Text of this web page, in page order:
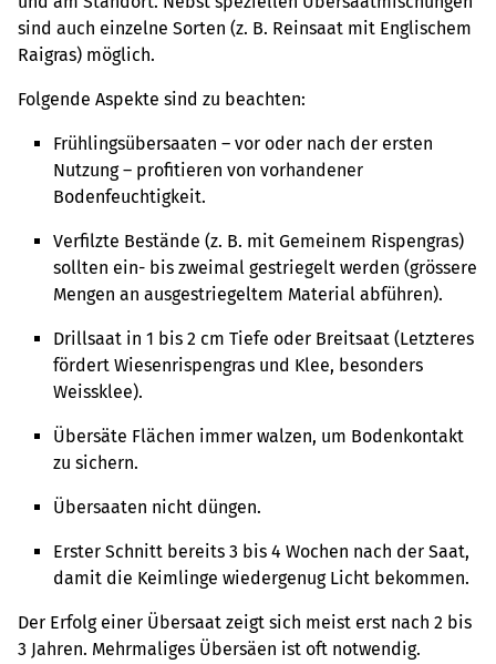
sind auch einzelne Sorten (z. B. Reinsaat mit Englischem
Raigras) möglich.
Folgende Aspekte sind zu beachten:
Frühlingsübersaaten – vor oder nach der ersten
Nutzung – profitieren von vorhandener
Bodenfeuchtigkeit.
Verfilzte Bestände (z. B. mit Gemeinem Rispengras)
sollten ein- bis zweimal gestriegelt werden (grössere
Mengen an ausgestriegeltem Material abführen).
Drillsaat in 1 bis 2 cm Tiefe oder Breitsaat (Letzteres
fördert Wiesenrispengras und Klee, besonders
Weissklee).
Übersäte Flächen immer walzen, um Bodenkontakt
zu sichern.
Übersaaten nicht düngen.
Erster Schnitt bereits 3 bis 4 Wochen nach der Saat,
damit die Keimlinge wiedergenug Licht bekommen.
Der Erfolg einer Übersaat zeigt sich meist erst nach 2 bis
3 Jahren. Mehrmaliges Übersäen ist oft notwendig.